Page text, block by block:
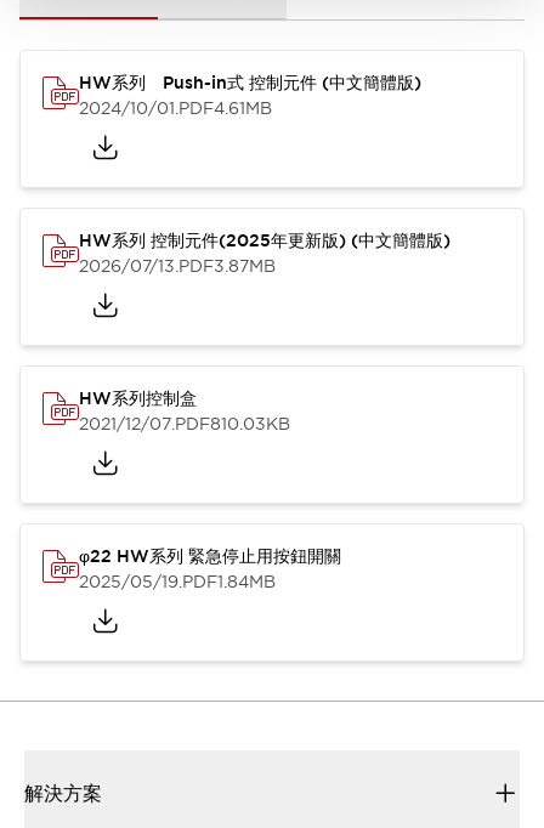
HW系列 Push-in式 控制元件 (中文簡體版)
2024/10/01.PDF4.61MB
HW系列 控制元件(2025年更新版) (中文簡體版)
2026/07/13.PDF3.87MB
HW系列控制盒
2021/12/07.PDF810.03KB
φ22 HW系列 緊急停止用按鈕開關
2025/05/19.PDF1.84MB
解決方案